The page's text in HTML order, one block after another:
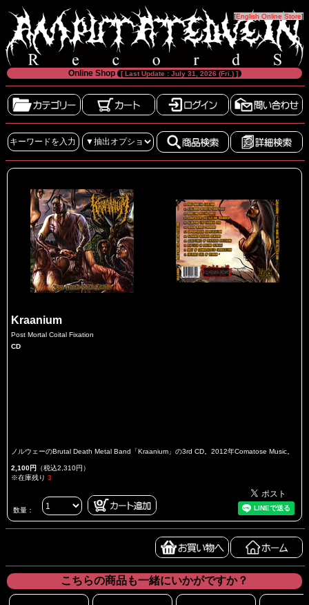
[English Online Store]
Online Shop [ Last Update : July 31, 2026 (Fri.) ]
Kraanium
Post Mortal Coital Fixation
CD
ノルウェーのBrutal Death Metal Band「Kraanium」の3rd CD。2012年Comatose Music。
2,100円 （税込2,310円）
※在庫残り 3
数量：
こちらの商品も一緒にいかがですか？